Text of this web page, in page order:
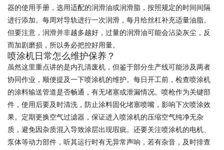
器的使用手册，选用适配的润滑油或润滑脂，按照规定的时间间隔
进行添加。每周对导轨进行一次润滑，每月给丝杠补充适量油脂。
但要注意，润滑并非越多越好，过量的润滑油可能会沾染灰尘，反
而加剧磨损，所以务必把控好用量。
喷涂机日常怎么维护保养？
虽然这里重点讲的是内孔清废机，但鉴于部分生产线可能涉及两者
协同作业，顺便提及一下喷涂机的维护。每日开工前，检查喷涂机
的涂料输送管道是否畅通，有无堵塞或泄漏情况。喷枪作为关键部
件，使用后要及时清洗，防止涂料固化堵塞喷嘴，影响下次喷涂效
果。定期更换空气过滤器，保证进入喷涂机的压缩空气纯净无杂
质，避免因杂质混入导致涂层出现瑕疵。还要关注喷涂机的电机、
泵体等动力部件，听其运行时有无异常声响，若有杂音，及时排查